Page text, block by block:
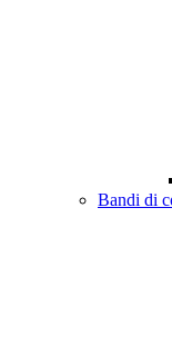
Bandi di